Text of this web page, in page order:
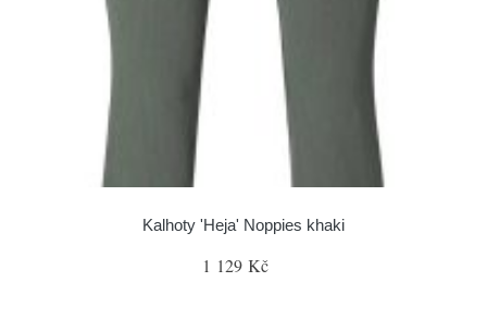
Kalhoty 'Heja' Noppies khaki
1 129 Kč